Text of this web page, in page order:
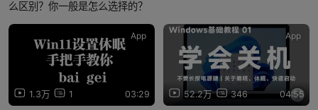
么区别？你一般是怎么选择的？
1.3万 1 03:29
App
52.2万 346 04:55
App